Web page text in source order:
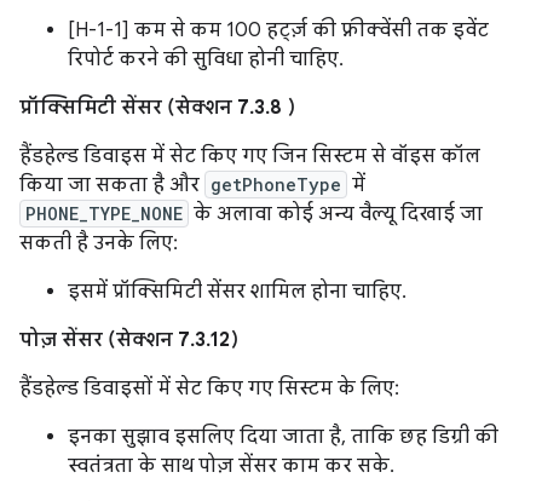
[H-1-1] कम से कम 100 हर्ट्ज़ की फ़्रीक्वेंसी तक इवेंट
रिपोर्ट करने की सुविधा होनी चाहिए.
प्रॉक्सिमिटी सेंसर (सेक्शन 7.3.8 )
हैंडहेल्ड डिवाइस में सेट किए गए जिन सिस्टम से वॉइस कॉल
किया जा सकता है और getPhoneType में
PHONE_TYPE_NONE के अलावा कोई अन्य वैल्यू दिखाई जा
सकती है उनके लिए:
इसमें प्रॉक्सिमिटी सेंसर शामिल होना चाहिए.
पोज़ सेंसर (सेक्शन 7.3.12)
हैंडहेल्ड डिवाइसों में सेट किए गए सिस्टम के लिए:
इनका सुझाव इसलिए दिया जाता है, ताकि छह डिग्री की
स्वतंत्रता के साथ पोज़ सेंसर काम कर सके.